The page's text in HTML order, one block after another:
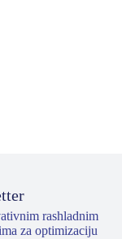
rashladnim
za optimizaciju